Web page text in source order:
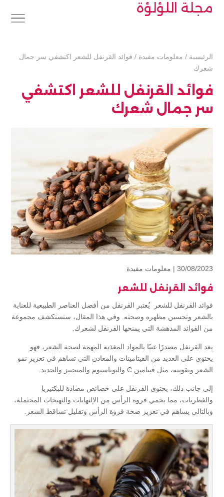
مجلة اللؤلؤة
الرئيسية / معلومات مفيدة / فوائد القرنفل للشعر اكتشفي سر جمال
شعرك
فوائد القرنفل للشعر اكتشفي
سر جمال شعرك
30/08/2023 | معلومات مفيدة
فوائد القرنفل للشعر
فوائد القرنفل للشعر يُعتبر القرنفل من أفضل العناصر الطبيعية للعناية
بالشعر وتحسين مظهره وصحته. وفي هذا المقال، سنستكشف مجموعة
من الفوائد المدهشة التي يمنحها القرنفل لشعرك.
يعد القرنفل مصدرًا غنيًا بالمواد المغذية المهمة لصحة الشعر، فهو
يحتوي على العديد من الفيتامينات والمعادن التي تساهم في تعزيز نمو
الشعر وتقويته، مثل فيتامين C والبوتاسيوم والمنجنيز والحديد.
إلى جانب ذلك، يحتوي القرنفل على خصائص مضادة للبكتيريا
والفطريات، مما يحمي فروة الرأس من الإلتهابات والتهيجات المحتملة،
وبالتالي يساهم في تعزيز صحة فروة الرأس وتقليل تساقط الشعر.